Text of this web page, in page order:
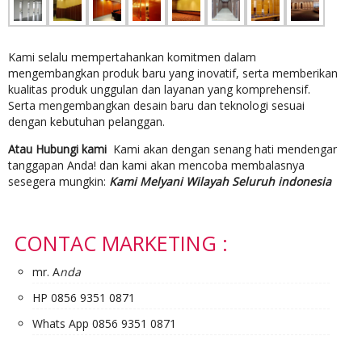
Kami selalu mempertahankan komitmen dalam
mengembangkan produk baru yang inovatif, serta memberikan
kualitas produk unggulan dan layanan yang komprehensif.
Serta mengembangkan desain baru dan teknologi sesuai
dengan kebutuhan pelanggan.
Atau Hubungi kami Kami akan dengan senang hati mendengar
tanggapan Anda! dan kami akan mencoba membalasnya
sesegera mungkin: Kami Melyani Wilayah Seluruh indonesia
CONTAC MARKETING :
mr. Anda
HP 0856 9351 0871
Whats App 0856 9351 0871